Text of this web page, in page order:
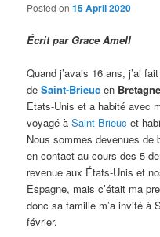
Posted on15 April 2020
Écrit par Grace Amell
Quand j’avais 16 ans, j’ai
deSaint-Brieuc en Bretagne
Etats-Unis et a habité avec
voyagé àSaint-Brieuc et
Nous sommes devenues de
en contact au cours des 5
revenue aux États-Unis et
Espagne, mais c’était ma
donc sa famille m’a invité à
février.